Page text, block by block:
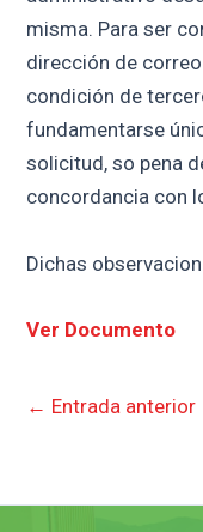
misma. Para ser
dirección de
condición de
fundamentarse
solicitud, so pena
concordancia con
Dichas
Ver Documento
← Entrada anterior